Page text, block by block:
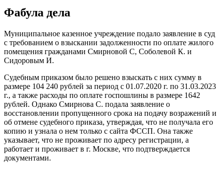
Фабула дела
Муниципальное казенное учреждение подало заявление в суд
с требованием о взыскании задолженности по оплате жилого
помещения гражданами Смирновой С, Соболевой К. и
Сидоровым И.
Судебным приказом было решено взыскать с них сумму в
размере 104 240 рублей за период с 01.07.2020 г. по 31.03.2023
г., а также расходы по оплате госпошлины в размере 1642
рублей. Однако Смирнова С. подала заявление о
восстановлении пропущенного срока на подачу возражений и
об отмене судебного приказа, утверждая, что не получала его
копию и узнала о нем только с сайта ФССП. Она также
указывает, что не проживает по адресу регистрации, а
работает и проживает в г. Москве, что подтверждается
документами.